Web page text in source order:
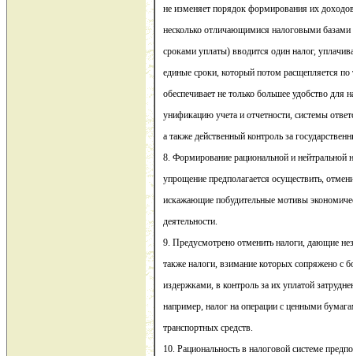
не изменяет порядок формирования их
несколько отличающимися налоговыми
сроками уплаты) вводится один налог,
единые сроки, который потом расщепляется
обеспечивает не только большее удобство для
унификацию учета и отчетности, системы
а также действенный контроль за
8. Формирование рациональной и нейтральной
упрощение предполагается осуществить,
искажающие побудительные мотивы
деятельности.
9. Предусмотрено отменить налоги, дающие
также налоги, взимание которых сопряжено с
издержками, в контроль за их уплатой
например, налог на операции с ценными
транспортных средств.
10. Рациональность в налоговой системе